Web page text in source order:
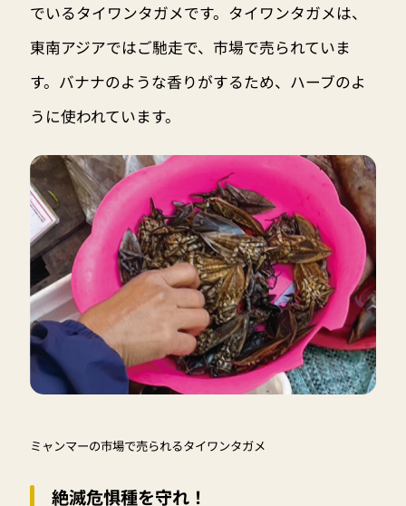
でいるタイワンタガメです。タイワンタガメは、
東南アジアではご馳走で、市場で売られていま
す。バナナのような香りがするため、ハーブのよ
うに使われています。
ミャンマーの市場で売られるタイワンタガメ
絶滅危惧種を守れ！